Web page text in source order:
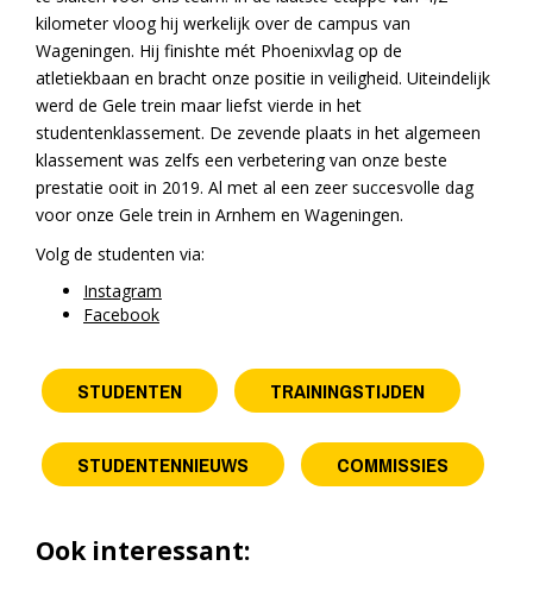
kilometer vloog hij werkelijk over de campus van
Wageningen. Hij finishte mét Phoenixvlag op de
atletiekbaan en bracht onze positie in veiligheid. Uiteindelijk
werd de Gele trein maar liefst vierde in het
studentenklassement. De zevende plaats in het algemeen
klassement was zelfs een verbetering van onze beste
prestatie ooit in 2019. Al met al een zeer succesvolle dag
voor onze Gele trein in Arnhem en Wageningen.
Volg de studenten via:
Instagram
Facebook
STUDENTEN TRAININGSTIJDEN
STUDENTENNIEUWS COMMISSIES
Ook interessant: